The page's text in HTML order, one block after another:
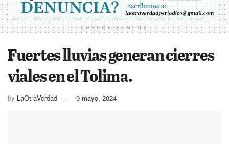
ADVERTISEMENT
Fuertes lluvias generan cierres
viales en el Tolima.
by LaOtraVerdad 9 mayo, 2024